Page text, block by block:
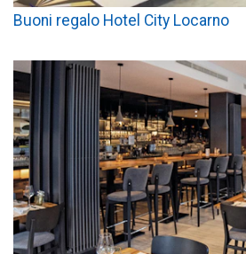
Buoni regalo Hotel City Locarno